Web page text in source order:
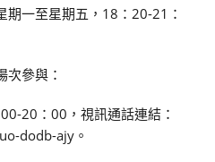
期一至星期五，18：20-21：
次參與：
20：00，視訊通話連結：
dodb-ajy。